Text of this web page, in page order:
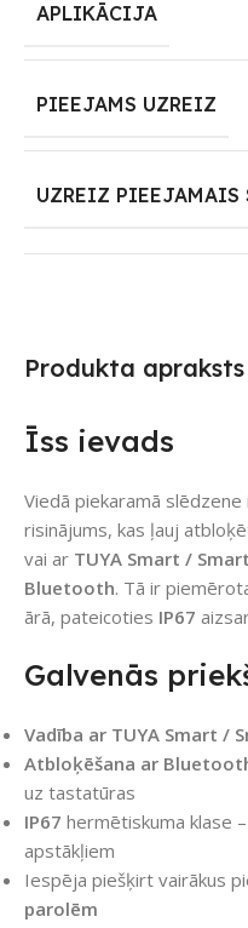
Produkta apraksts
Īss ievads
Viedā piekaramā
risinājums, kas ļauj
vai ar TUYA Smart /
Bluetooth. Tā ir
ārā, pateicoties IP67
Galvenās
Vadība ar TUYA Smart /
Atbloķēšana ar
uz tastatūras
IP67 hermētiskuma klase
apstākļiem
Iespēja piešķirt vairākus
parolēm
APLIKĀCIJA
PIEEJAMS UZREIZ
UZREIZ PIEEJAMAIS